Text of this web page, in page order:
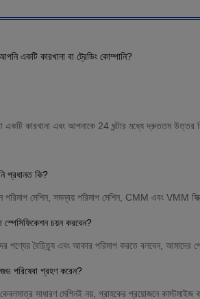
একটি কারখানা বা ট্রেডিং কোম্পানি?
কারখানা এবং আপনাকে 24 ঘন্টার মধ্যে দ্রুততম উত্তর
প্রধানত কি?
মেশিন, সমন্বয় পরিমাপ মেশিন, CMM এবং VMM
চয়ন করবেন?
বৈচিত্র্য এবং আকার পরিমাপ করতে বলবেন, আমাদের
পরিষেবা গ্রহণ করেন?
সাধারণ মেশিনই নয়, গ্রাহকের প্রয়োজনে কাস্টমাইজ